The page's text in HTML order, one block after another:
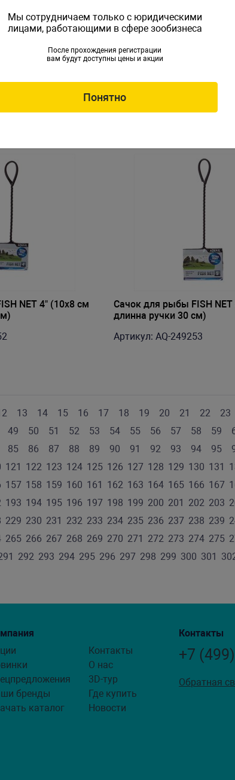
Сачок Tetra №4 XL 15см
Артикул: Tet-724471
NET 4" (10х8 см
Сачок для рыбы FISH NET
длинна ручки 30 см)
Артикул: AQ-249253
13 14 15 16 17 18 19 20 21 22 23
49 50 51 52 53 54 55 56 57 58 59
85 86 87 88 89 90 91 92 93 94 95
121 122 123 124 125 126 127 128 129 130 131
157 158 159 160 161 162 163 164 165 166 167
193 194 195 196 197 198 199 200 201 202 203
229 230 231 232 233 234 235 236 237 238 239
265 266 267 268 269 270 271 272 273 274 275
292 293 294 295 296 297 298 299 300 301
бренды
каталог
Контакты
О нас
3D-тур
Где купить
Новости
Контакты
+7
Обратная
Мы сотрудничаем только с юридическими
лицами, работающими в сфере зообизнеса
После прохождения регистрации
вам будут доступны цены и акции
Понятно